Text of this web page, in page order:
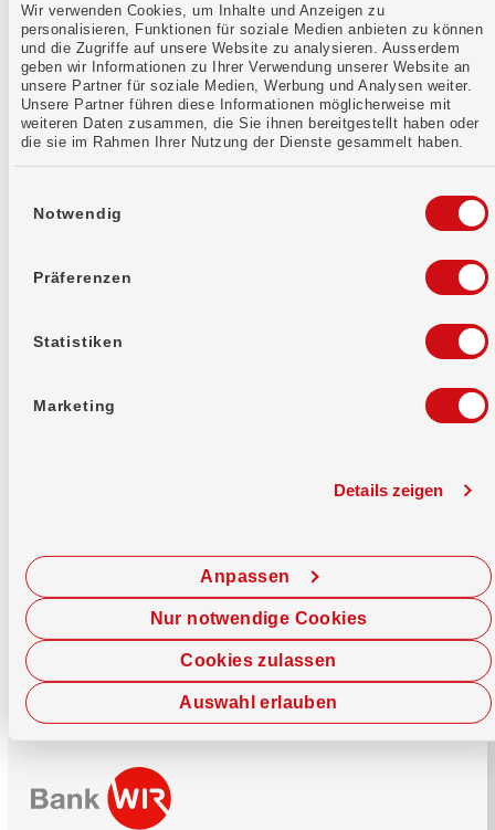
Wir verwenden Cookies, um Inhalte und Anzeigen zu
personalisieren, Funktionen für soziale Medien anbieten zu können
und die Zugriffe auf unsere Website zu analysieren. Ausserdem
geben wir Informationen zu Ihrer Verwendung unserer Website an
unsere Partner für soziale Medien, Werbung und Analysen weiter.
Unsere Partner führen diese Informationen möglicherweise mit
weiteren Daten zusammen, die Sie ihnen bereitgestellt haben oder
die sie im Rahmen Ihrer Nutzung der Dienste gesammelt haben.
Notwendig
Präferenzen
Statistiken
Marketing
Details zeigen
Cookies zulassen
Anpassen
Auswahl erlauben
Nur notwendige Cookies
Mehr erfahren
Kontaktformular
Jetzt chatten